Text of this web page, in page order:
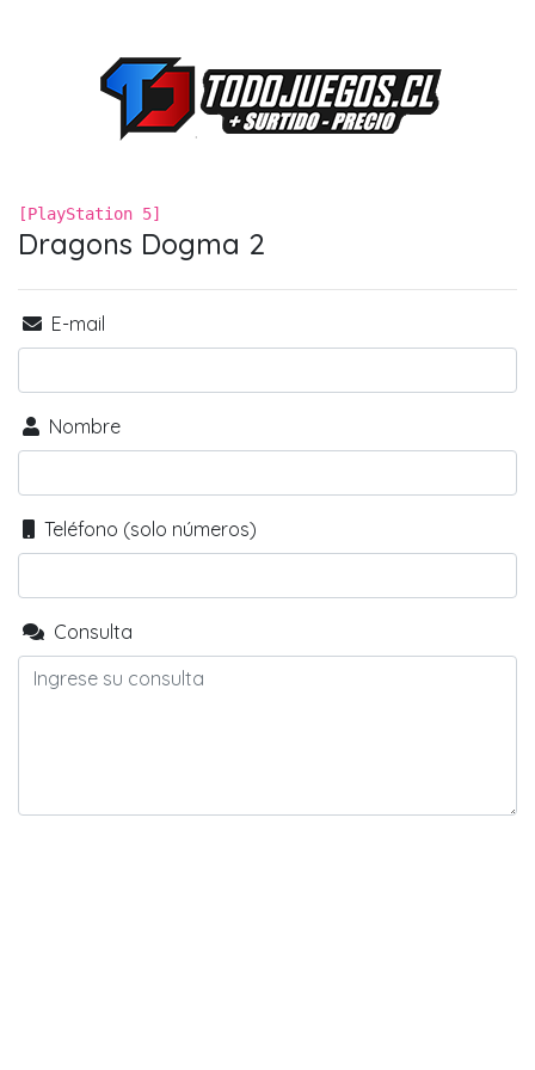
[PlayStation 5]
Dragons Dogma 2
E-mail
Nombre
Teléfono (solo números)
Consulta